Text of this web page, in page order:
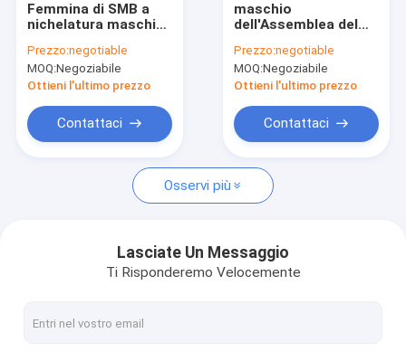
Richieda una citazione
RF assemblaggio di cavi
antenna di 4G LTE
antenna esterna 3G
Antenna di vetro di fibra di FRP
Femmina di SMB a
nichelatura maschio
connettore
dell'antenna di BNC
rf
Prezzo:negotiable
MOQ:Negoziabile
Ottieni l'ultimo prezzo
Contattaci
maschio
dell'Assemblea del
Fakra all'adattatore
della radio di FM con
il cavo della treccia
Prezzo:negotiable
MOQ:Negoziabile
Ottieni l'ultimo prezzo
Contattaci
Osservi più
Lasciate Un Messaggio
Ti Risponderemo Velocemente